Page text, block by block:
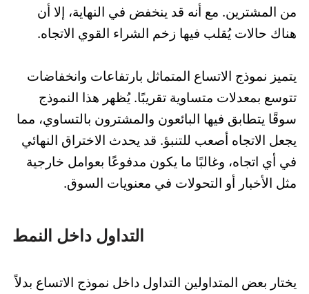
من المشترين. مع أنه قد ينخفض في النهاية، إلا أن
هناك حالات يُقلب فيها زخم الشراء القوي الاتجاه.
يتميز نموذج الاتساع المتماثل بارتفاعات وانخفاضات
تتوسع بمعدلات متساوية تقريبًا. يُظهر هذا النموذج
سوقًا يتطابق فيها البائعون والمشترون بالتساوي، مما
يجعل الاتجاه أصعب للتنبؤ. قد يحدث الاختراق النهائي
في أي اتجاه، وغالبًا ما يكون مدفوعًا بعوامل خارجية
مثل الأخبار أو التحولات في معنويات السوق.
التداول داخل النمط
يختار بعض المتداولين التداول داخل نموذج الاتساع بدلاً